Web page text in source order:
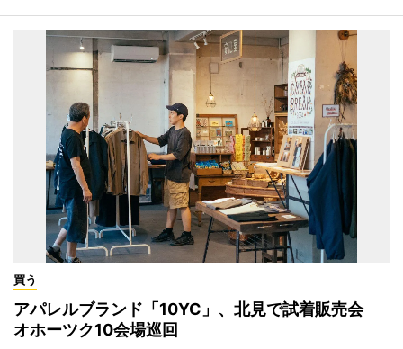
買う
アパレルブランド「10YC」、北見で試着販売会
オホーツク10会場巡回